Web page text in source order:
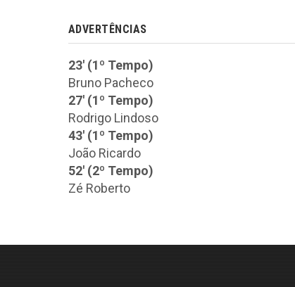
ADVERTÊNCIAS
23' (1º Tempo)
Bruno Pacheco
27' (1º Tempo)
Rodrigo Lindoso
43' (1º Tempo)
João Ricardo
52' (2º Tempo)
Zé Roberto